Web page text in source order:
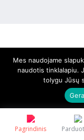
Pagrindinis
Mes naudojame
naudotis tinklalapiu.
tolygu Jūsų